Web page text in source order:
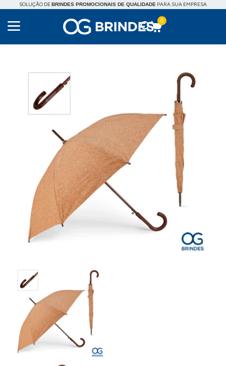
SOLUÇÃO DEBRINDES PROMOCIONAIS DE QUALIDADE PARA SUA EMPRESA
0